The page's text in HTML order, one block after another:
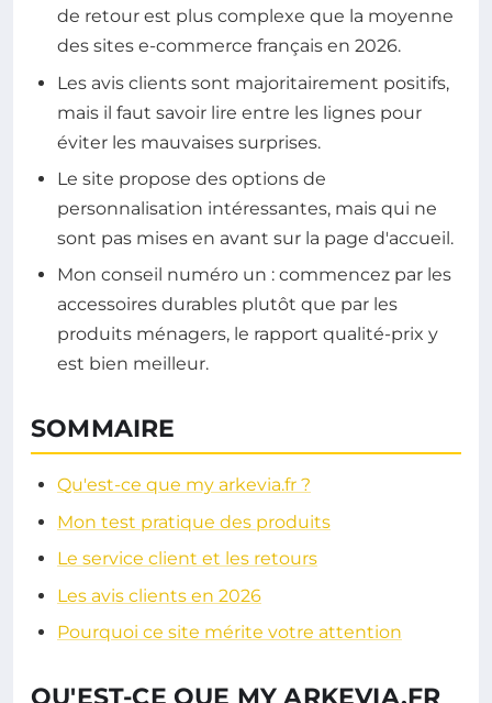
de retour est plus complexe que la moyenne
des sites e-commerce français en 2026.
Les avis clients sont majoritairement positifs,
mais il faut savoir lire entre les lignes pour
éviter les mauvaises surprises.
Le site propose des options de
personnalisation intéressantes, mais qui ne
sont pas mises en avant sur la page d'accueil.
Mon conseil numéro un : commencez par les
accessoires durables plutôt que par les
produits ménagers, le rapport qualité-prix y
est bien meilleur.
SOMMAIRE
Qu'est-ce que my arkevia.fr ?
Mon test pratique des produits
Le service client et les retours
Les avis clients en 2026
Pourquoi ce site mérite votre attention
QU'EST-CE QUE MY ARKEVIA.FR